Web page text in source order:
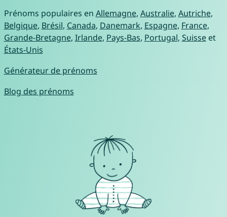
Prénoms populaires en Allemagne, Australie, Autriche,
Belgique, Brésil, Canada, Danemark, Espagne, France,
Grande-Bretagne, Irlande, Pays-Bas, Portugal, Suisseet
États-Unis
Générateur de prénoms
Blog des prénoms